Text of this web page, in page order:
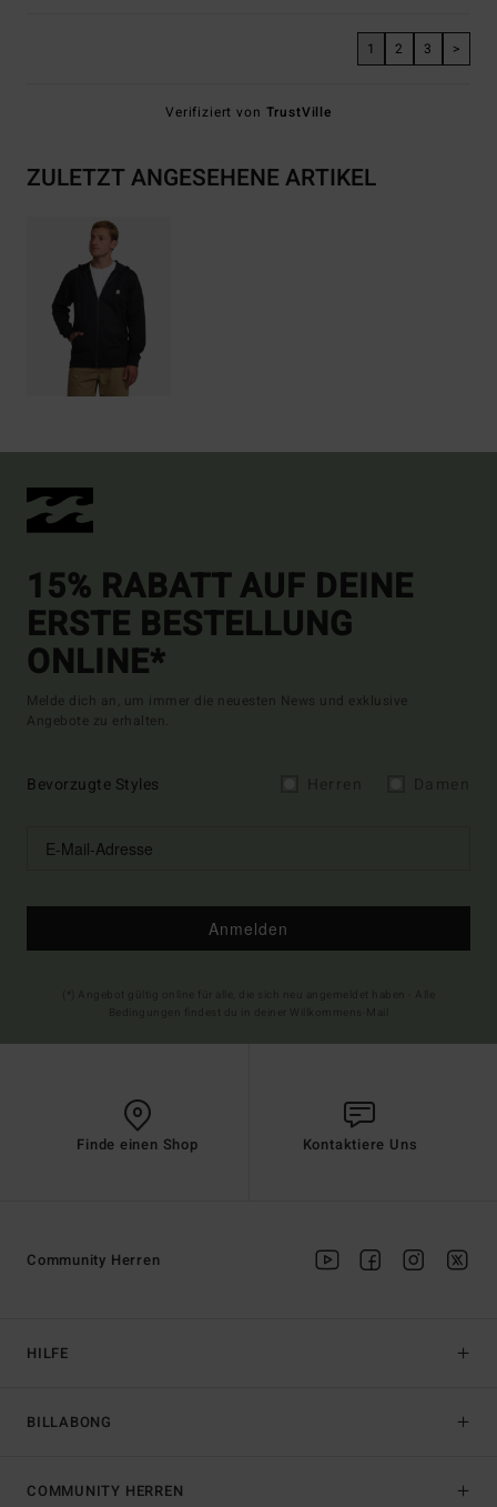
1 2 3 >
Verifiziert von TrustVille
ZULETZT ANGESEHENE ARTIKEL
15% RABATT AUF DEINE
ERSTE BESTELLUNG
ONLINE*
Melde dich an, um immer die neuesten News und exklusive
Angebote zu erhalten.
Bevorzugte Styles
Anmelden
Finde einen Shop Kontaktiere Uns
HILFE
BILLABONG
Community Herren
COMMUNITY HERREN